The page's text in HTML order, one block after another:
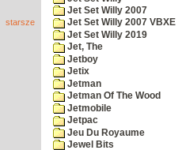
starsze
Jet Set Willy 2007
Jet Set Willy 2007 VBXE
Jet Set Willy 2019
Jet, The
Jetboy
Jetix
Jetman
Jetman Of The Wood
Jetmobile
Jetpac
Jeu Du Royaume
Jewel Bits